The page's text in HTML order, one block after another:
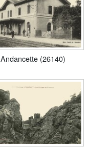
Andancette (26140)